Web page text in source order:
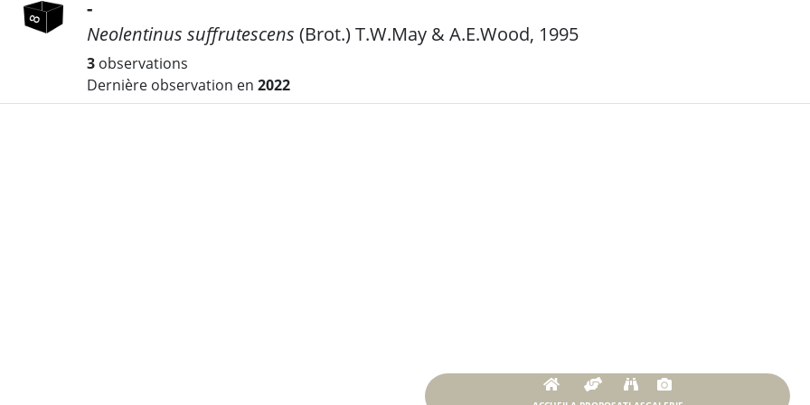
-
Neolentinus suffrutescens (Brot.) T.W.May & A.E.Wood, 1995
3 observations
Dernière observation en 2022